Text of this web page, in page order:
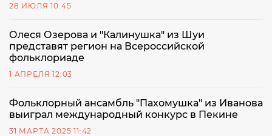
28 ИЮЛЯ 10:45
Олеся Озерова и "Калинушка" из Шуи
представят регион на Всероссийской
фольклориаде
1 АПРЕЛЯ 12:03
Фольклорный ансамбль "Пахомушка" из Иванова
выиграл международный конкурс в Пекине
31 МАРТА 2025 11:42